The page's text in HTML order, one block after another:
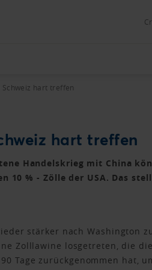
Schweiz hart treffen
hart treffen
Handelskrieg mit China
% - Zölle der USA. Das
stärker nach Washington
Zolllawine losgetreten, die
Tage zurückgenommen hat,